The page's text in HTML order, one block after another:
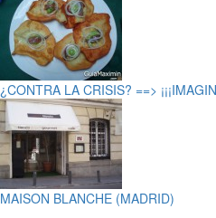
¿CONTRA LA CRISIS? ==>
MAISON BLANCHE (MADRID)